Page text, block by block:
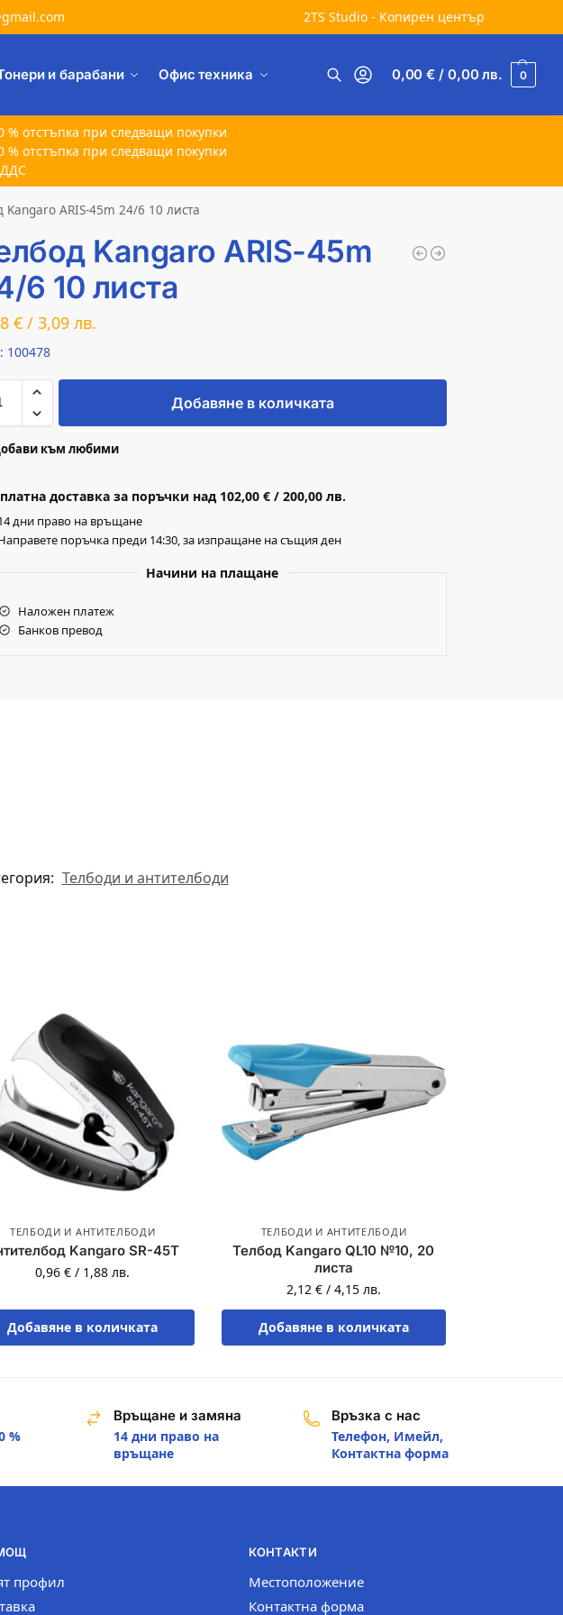
2TS Studio - Копирен център
и барабани Офис техника 0,00€ / 0,00лв. 0
% отстъпка при следващи покупки
% отстъпка при следващи покупки
ДДС
Kangaro ARIS-45m 24/6 10 листа
Kangaro ARIS-45m
6 10 листа
€ / 3,09 лв.
100478
Добавяне в количката
към любими
доставка за поръчки над 102,00 € / 200,00 лв.
дни право на връщане
поръчка преди 14:30, за изпращане на същия ден
Начини на плащане
Наложен платеж
Банков превод
Телбоди и антителбоди
ТЕЛБОДИ И АНТИТЕЛБОДИ
Kangaro SR-45T
0,96€ / 1,88лв.
Добавяне в количката
ТЕЛБОДИ И АНТИТЕЛБОДИ
Телбод Kangaro QL10 №10, 20
листа
2,12 € / 4,15 лв.
Добавяне в количката
%
Връщане и замяна
14 дни право на
връщане
Връзка с нас
Телефон, Имейл,
Контактна форма
профил
КОНТАКТИ
Местоположение
Контактна форма